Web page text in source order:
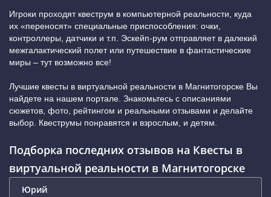
Игроки проходят квеструм в компьютерной реальности, куда
их «переносят» специальные приспособления: очки,
контроллеры, датчики и т.п. Эскейп-рум отправляет в далекий
межгалактический полет или путешествие в фантастические
миры – тут возможно все!
Лучшие квесты в виртуальной реальности в Магнитогорске Вы
найдете на нашем портале. Знакомьтесь с описаниями
сюжетов, фото, рейтингом и реальными отзывами и делайте
выбор. Квеструмы понравятся и взрослым, и детям.
Подборка последних отзывов на Квесты в
виртуальной реальности в Магнитогорске
Юрий